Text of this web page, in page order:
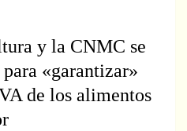
y la CNMC se
«garantizar»
de los alimentos